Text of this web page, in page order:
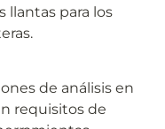
llantas para los
de análisis en
requisitos de